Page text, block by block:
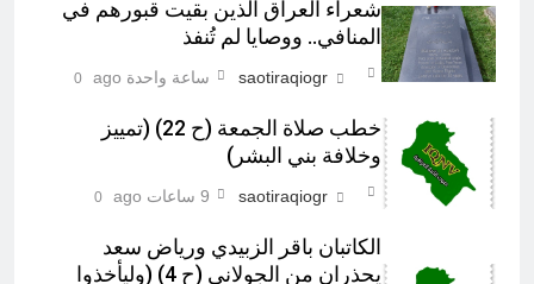
شعراء العراق الذين بقيت قبورهم في
المنافي.. ووصايا لم تُنفذ
saotiraqiogr ساعة واحدة ago 0
خطب صلاة الجمعة (ح 22) (تمييز
وخلافة بني البشر)
saotiraqiogr 9 ساعات ago 0
الكاتبان باقر الزبيدي ورياض سعد
يحذران من الجولاني (ح 4) (وليأخذوا